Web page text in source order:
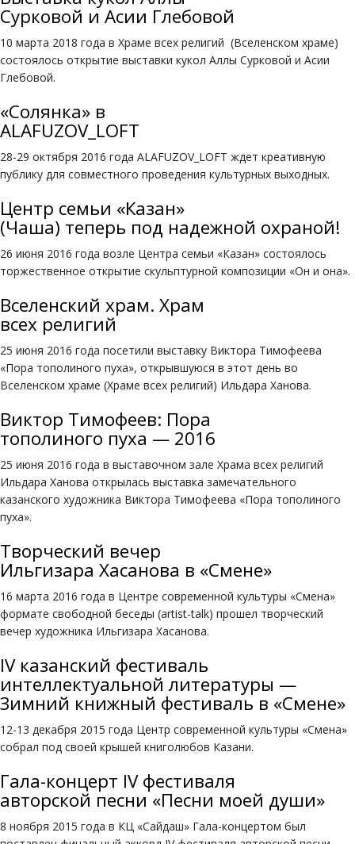
Сурковой и Асии Глебовой
10 марта 2018 года в Храме всех религий (Вселенском храме)
состоялось открытие выставки кукол Аллы Сурковой и Асии
Глебовой.
«Солянка» в
ALAFUZOV_LOFT
28-29 октября 2016 года ALAFUZOV_LOFT ждет креативную
публику для совместного проведения культурных выходных.
Центр семьи «Казан»
(Чаша) теперь под надежной охраной!
26 июня 2016 года возле Центра семьи «Казан» состоялось
торжественное открытие скульптурной композиции «Он и она».
Вселенский храм. Храм
всех религий
25 июня 2016 года посетили выставку Виктора Тимофеева
«Пора тополиного пуха», открывшуюся в этот день во
Вселенском храме (Храме всех религий) Ильдара Ханова.
Виктор Тимофеев: Пора
тополиного пуха — 2016
25 июня 2016 года в выставочном зале Храма всех религий
Ильдара Ханова открылась выставка замечательного
казанского художника Виктора Тимофеева «Пора тополиного
пуха».
Творческий вечер
Ильгизара Хасанова в «Смене»
16 марта 2016 года в Центре современной культуры «Смена»
формате свободной беседы (artist-talk) прошел творческий
вечер художника Ильгизара Хасанова.
IV казанский фестиваль
интеллектуальной литературы —
Зимний книжный фестиваль в «Смене»
12-13 декабря 2015 года Центр современной культуры «Смена»
собрал под своей крышей книголюбов Казани.
Гала-концерт IV фестиваля
авторской песни «Песни моей души»
8 ноября 2015 года в КЦ «Сайдаш» Гала-концертом был